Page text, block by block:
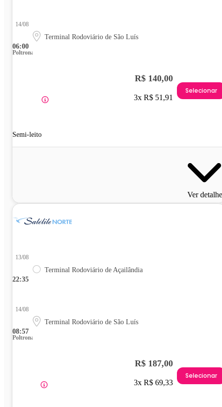
06:00
14/08
Terminal Rodoviário de São Luís
Poltrona
Semi-leito
R$ 140,00
3x R$ 51,91
Selecionar
Ver
22:35
13/08
Terminal Rodoviário de Açailândia
08:57
14/08
Terminal Rodoviário de São Luís
Poltrona
R$ 187,00
3x R$ 69,33
Selecionar